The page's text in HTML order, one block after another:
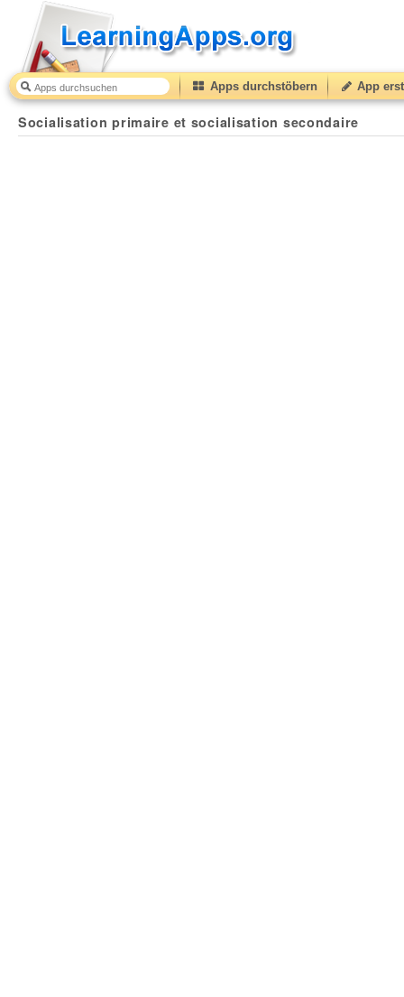
Apps durchstöbern App
Socialisation primaire et socialisation secondaire
Socialisation primaire et socialisation secondaire 50